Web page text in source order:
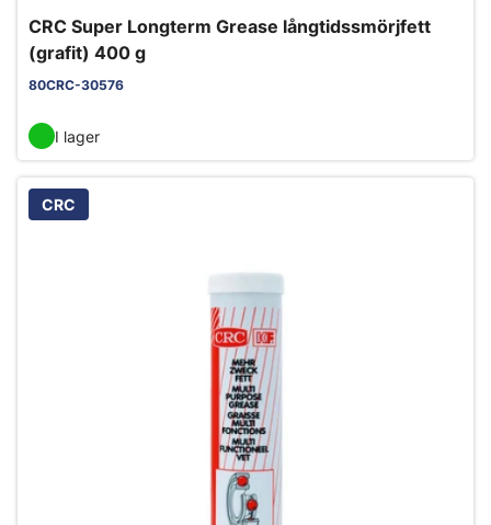
CRC Super Longterm Grease långtidssmörjfett
(grafit) 400 g
80CRC-30576
I lager
CRC